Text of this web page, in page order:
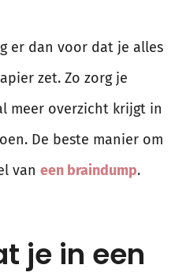
er dan voor dat je alles
zet. Zo zorg je
meer overzicht krijgt in
De beste manier om
van een braindump.
je in een